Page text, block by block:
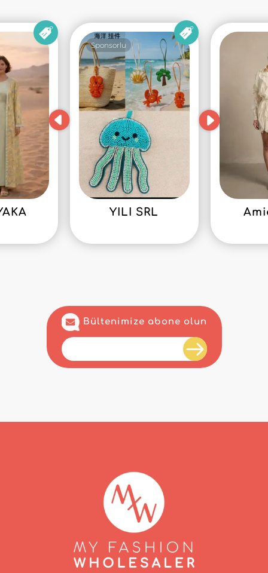
Sponsorlu
YILI SRL
Bültenimize abone olun